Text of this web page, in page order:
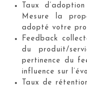
Taux
Mesure la
adopté votre
Feedback
du produit/
pertinence du
influence sur
Taux de